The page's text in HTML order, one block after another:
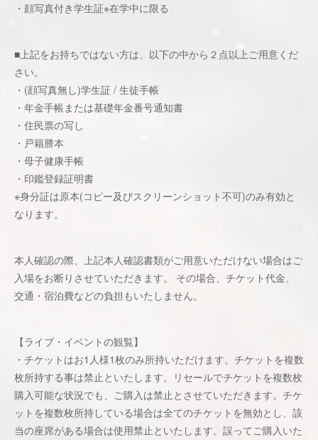
・顔写真付き学生証※在学中に限る
■上記をお持ちではない方は、以下の中から２点以上ご用意くだ
さい。
・(顔写真無し)学生証 / 生徒手帳
・年金手帳または基礎年金番号通知書
・住民票の写し
・戸籍謄本
・母子健康手帳
・印鑑登録証明書
※身分証は原本(コピー及びスクリーンショット不可)のみ有効と
なります。
本人確認の際、上記本人確認書類がご用意いただけない場合はご
入場をお断りさせていただきます。 その場合、チケット代金、
交通・宿泊費などの負担もいたしません。
【ライブ・イベントの観覧】
・チケットはお1人様1枚のみ所持いただけます。チケットを複数
枚所持する事は禁止といたします。リセールでチケットを複数枚
購入可能な状況でも、ご購入は禁止とさせていただきます。チケ
ットを複数枚所持している場合は全てのチケットを無効とし、該
当の座席がある場合は使用禁止といたします。誤ってご購入いた